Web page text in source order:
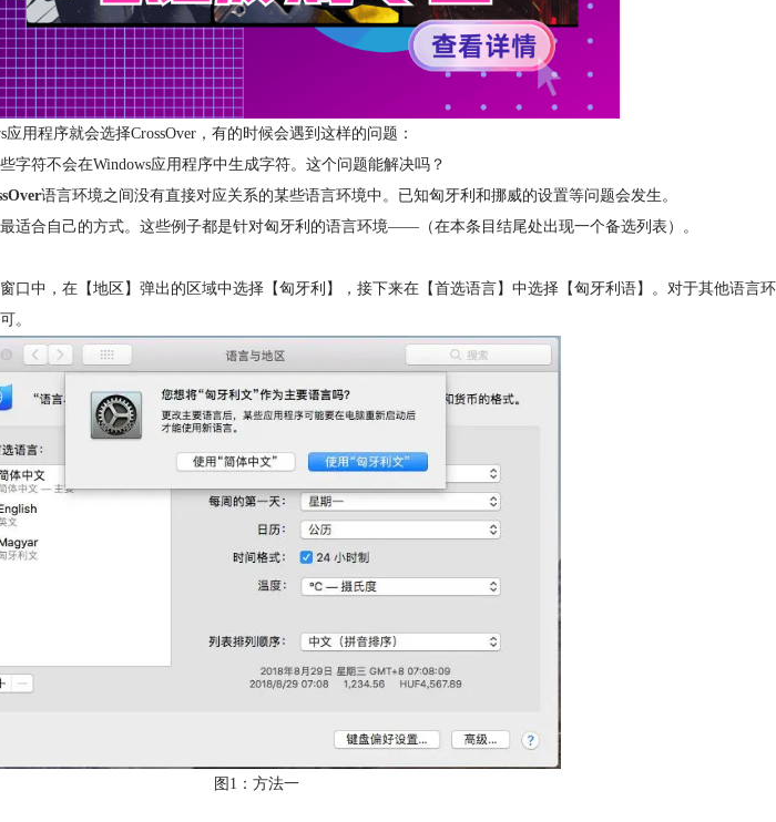
用程序就会选择CrossOver，有的时候会遇到这样的问题：
字符不会在Windows应用程序中生成字符。这个问题能解决吗？
语言环境之间没有直接对应关系的某些语言环境中。已知匈牙利和挪威的设置等问题会发生。
适合自己的方式。这些例子都是针对匈牙利的语言环境——（在本条目结尾处出现一个备选列表）。
口中，在【地区】弹出的区域中选择【匈牙利】，接下来在【首选语言】中选择【匈牙利语】。对于其他语言环
。
图1：方法一